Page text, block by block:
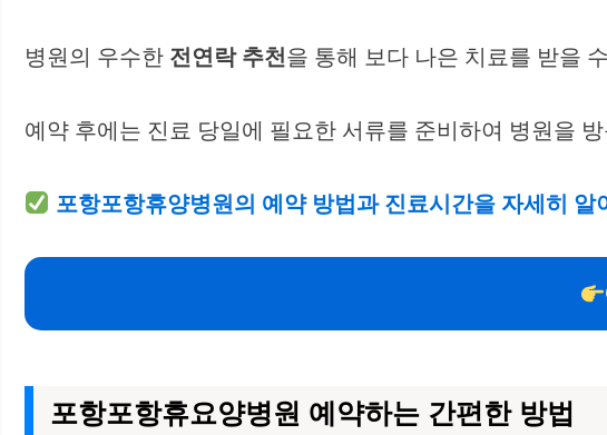
병원의 우수한 전연락 추천을 통해 보다 나은 치료를 받을
예약 후에는 진료 당일에 필요한 서류를 준비하여 병원을
포항포항휴양병원의 예약 방법과 진료시간을 자세히 알
포항포항휴요양병원 예약하는 간편한 방법